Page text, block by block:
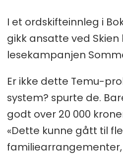
I et ordskifteinnleg i
gikk ansatte ved
lesekampanjen
Er ikke dette Temu-
system? spurte de.
godt over 20 000
«Dette kunne gått til